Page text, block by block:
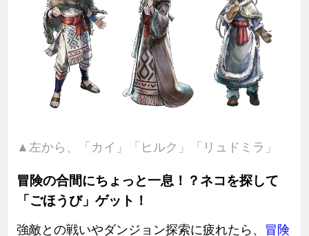
▲左から、「カイ」「ヒルク」「リュドミラ」
冒険の合間にちょっと一息！？ネコを探して
「ごほうび」ゲット！
強敵との戦いやダンジョン探索に疲れたら、 冒険